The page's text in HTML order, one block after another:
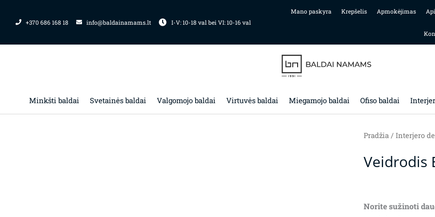
+370 686 168 18 info@baldainamams.lt I-V: 10-18 val bei VI: 10-16 val
Mano paskyra Krepšelis Apmokėjimas
Minkšti baldai Svetainės baldai Valgomojo baldai Virtuvės baldai Miegamojo baldai Ofiso baldai
Pradžia/ Interjero
Veidrodis
Norite sužinoti